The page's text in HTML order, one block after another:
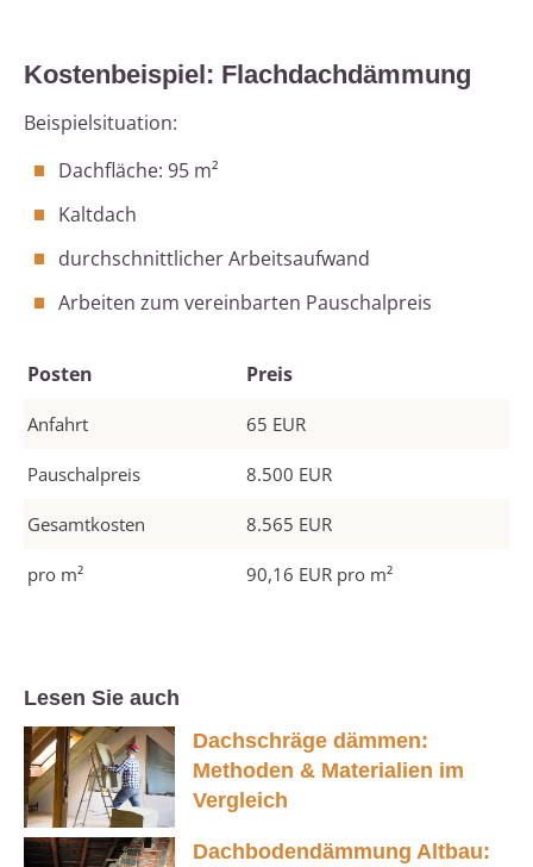
Kostenbeispiel: Flachdachdämmung
Beispielsituation:
Dachfläche: 95 m²
Kaltdach
durchschnittlicher Arbeitsaufwand
Arbeiten zum vereinbarten Pauschalpreis
Posten Preis
Anfahrt 65 EUR
Pauschalpreis 8.500 EUR
Gesamtkosten 8.565 EUR
pro m² 90,16 EUR pro m²
Lesen Sie auch
Dachschräge dämmen:
Methoden & Materialien im
Vergleich
Dachbodendämmung Altbau: